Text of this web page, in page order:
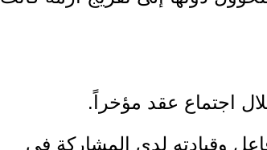
اجتماع عقد مؤخراً.
وقيادته لدى المشاركة في